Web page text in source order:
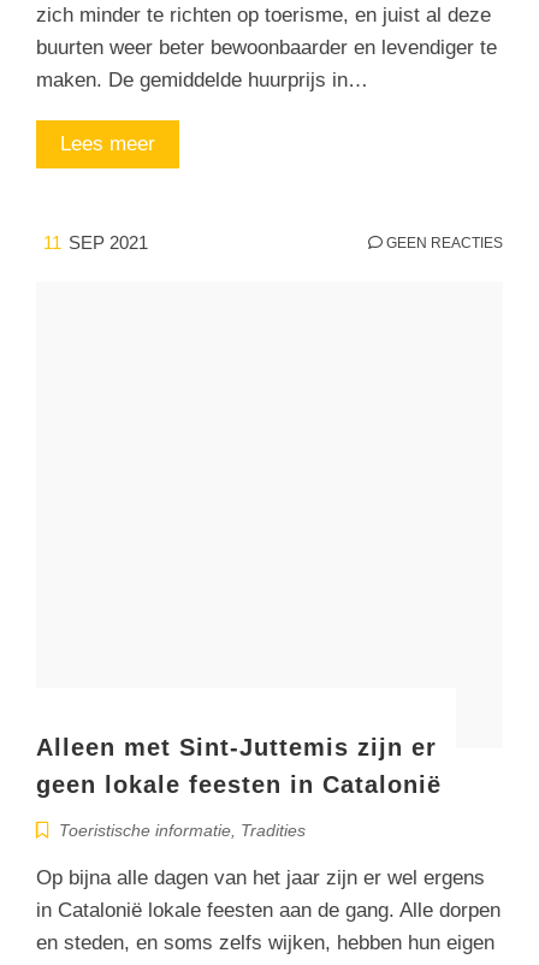
zich minder te richten op toerisme, en juist al deze
buurten weer beter bewoonbaarder en levendiger te
maken. De gemiddelde huurprijs in…
Lees meer
11 SEP 2021 GEEN REACTIES
Alleen met Sint-Juttemis zijn er
geen lokale feesten in Catalonië
Toeristische informatie, Tradities
Op bijna alle dagen van het jaar zijn er wel ergens
in Catalonië lokale feesten aan de gang. Alle dorpen
en steden, en soms zelfs wijken, hebben hun eigen